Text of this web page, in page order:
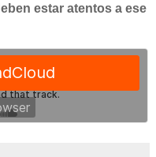
estar atentos a ese